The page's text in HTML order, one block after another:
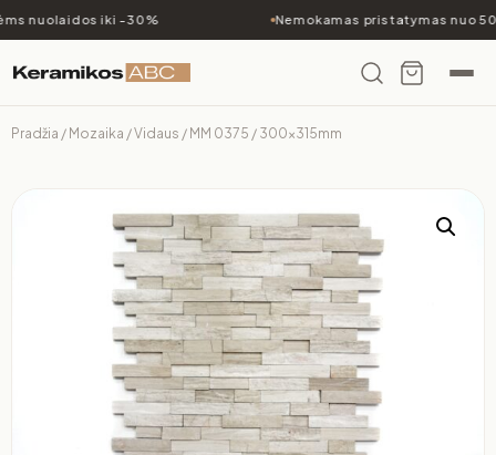
nuolaidos iki -30% Nemokamas pristatymas nuo
Pradžia / Mozaika /Vidaus / MM 0375 / 300x315mm